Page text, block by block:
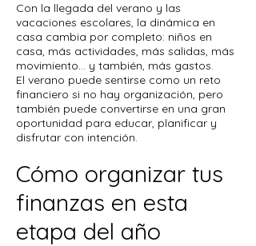
Con la llegada del verano y las
vacaciones escolares, la dinámica en
casa cambia por completo: niños en
casa, más actividades, más salidas, más
movimiento… y también, más gastos.
El verano puede sentirse como un reto
financiero si no hay organización, pero
también puede convertirse en una gran
oportunidad para educar, planificar y
disfrutar con intención.
Cómo organizar tus
finanzas en esta
etapa del año